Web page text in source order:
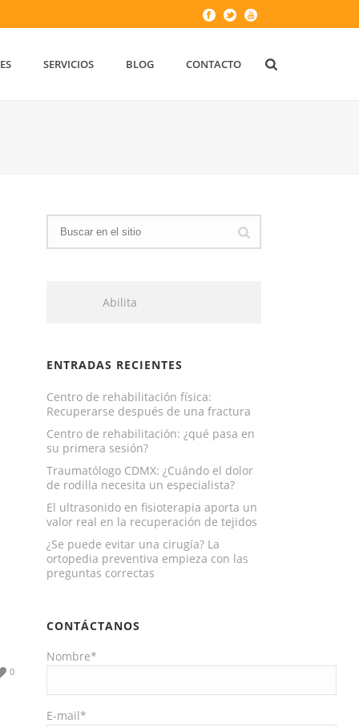
SERVICIOS BLOG CONTACTO
0
Abilita
ENTRADAS RECIENTES
Centro de rehabilitación física:
Recuperarse después de una fractura
Centro de rehabilitación: ¿qué pasa en
su primera sesión?
Traumatólogo CDMX: ¿Cuándo el dolor
de rodilla necesita un especialista?
El ultrasonido en fisioterapia aporta un
valor real en la recuperación de tejidos
¿Se puede evitar una cirugía? La
ortopedia preventiva empieza con las
preguntas correctas
CONTÁCTANOS
Nombre*
E-mail*